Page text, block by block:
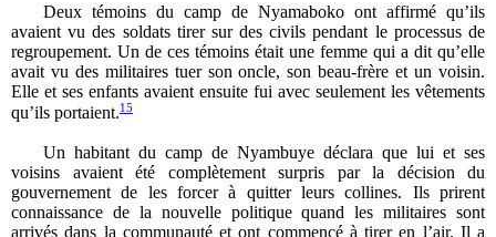
Deux témoins du camp de Nyamaboko ont affirmé qu’ils
avaient vu des soldats tirer sur des civils pendant le processus de
regroupement. Un de ces témoins était une femme qui a dit qu’elle
avait vu des militaires tuer son oncle, son beau-frère et un voisin.
Elle et ses enfants avaient ensuite fui avec seulement les vêtements
qu’ils portaient.15
Un habitant du camp de Nyambuye déclara que lui et ses
voisins avaient été complètement surpris par la décision du
gouvernement de les forcer à quitter leurs collines. Ils prirent
connaissance de la nouvelle politique quand les militaires sont
arrivés dans la communauté et ont commencé à tirer en l’air. Il a